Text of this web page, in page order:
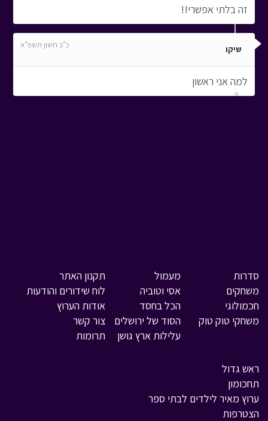
זה בלתי אפשרי!!
שיקו כ"ב חשון תשפ"א
למה אני ראשון
סדרות
משחקים
חכמולוגי
משחקי טוק טוק
מעמול
אסי וטוביה
הכל בחסד
הסוד של ירושלים
עלילות ארץ גושן
ראש גדול
תחכומון
ערוץ מאיר לילדים לבתי ספר
הצטרפות
תקנון האתר
לוח שידורים והודעות
אודות הערוץ
צור קשר
תרומות